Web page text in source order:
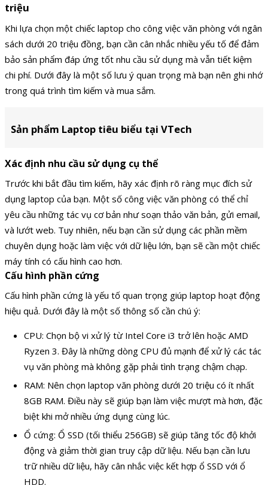
triệu
Khi lựa chọn một chiếc laptop cho công việc văn phòng với ngân
sách dưới 20 triệu đồng, bạn cần cân nhắc nhiều yếu tố để đảm
bảo sản phẩm đáp ứng tốt nhu cầu sử dụng mà vẫn tiết kiệm
chi phí. Dưới đây là một số lưu ý quan trọng mà bạn nên ghi nhớ
trong quá trình tìm kiếm và mua sắm.
Sản phẩm Laptop tiêu biểu tại VTech
Xác định nhu cầu sử dụng cụ thể
Trước khi bắt đầu tìm kiếm, hãy xác định rõ ràng mục đích sử
dụng laptop của bạn. Một số công việc văn phòng có thể chỉ
yêu cầu những tác vụ cơ bản như soạn thảo văn bản, gửi email,
và lướt web. Tuy nhiên, nếu bạn cần sử dụng các phần mềm
chuyên dụng hoặc làm việc với dữ liệu lớn, bạn sẽ cần một chiếc
máy tính có cấu hình cao hơn.
Cấu hình phần cứng
Cấu hình phần cứng là yếu tố quan trọng giúp laptop hoạt động
hiệu quả. Dưới đây là một số thông số cần chú ý:
CPU: Chọn bộ vi xử lý từ Intel Core i3 trở lên hoặc AMD
Ryzen 3. Đây là những dòng CPU đủ mạnh để xử lý các tác
vụ văn phòng mà không gặp phải tình trạng chậm chạp.
RAM: Nên chọn laptop văn phòng dưới 20 triệu có ít nhất
8GB RAM. Điều này sẽ giúp bạn làm việc mượt mà hơn, đặc
biệt khi mở nhiều ứng dụng cùng lúc.
Ổ cứng: Ổ SSD (tối thiểu 256GB) sẽ giúp tăng tốc độ khởi
động và giảm thời gian truy cập dữ liệu. Nếu bạn cần lưu
trữ nhiều dữ liệu, hãy cân nhắc việc kết hợp ổ SSD với ổ
HDD.